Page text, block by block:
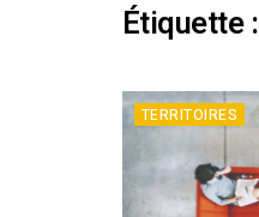
Étiquette :
TERRITOIRES